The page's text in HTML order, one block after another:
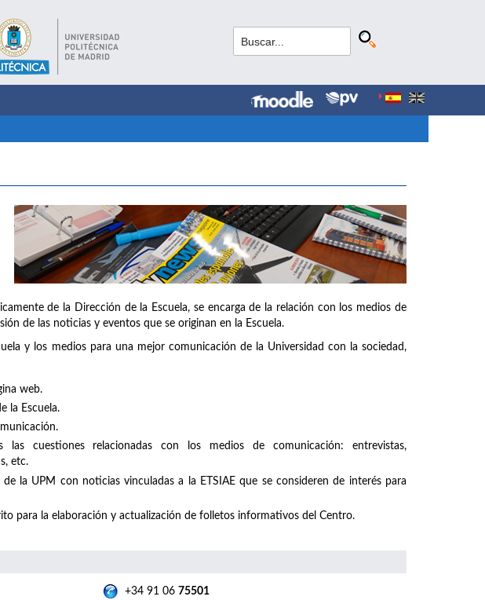
de la Dirección de la Escuela, se encarga de la relación con los medios de
de las noticias y eventos que se originan en la Escuela.
y los medios para una mejor comunicación de la Universidad con la sociedad,
web.
la Escuela.
las cuestiones relacionadas con los medios de comunicación: entrevistas,
etc.
la UPM con noticias vinculadas a la ETSIAE que se consideren de interés para
para la elaboración y actualización de folletos informativos del Centro.
+34 91 06 75501